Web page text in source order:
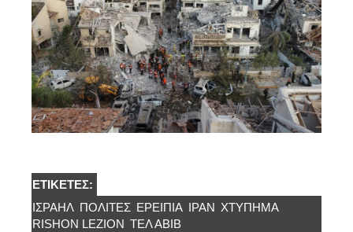
ΕΤΙΚΈΤΕΣ:
ΙΣΡΑΉΛ ΠΟΛΙΤΕΣ ΕΡΕΙΠΙΑ ΙΡΆΝ ΧΤΎΠΗΜΑ
RISHON LEZION ΤΕΛ ΑΒΙΒ